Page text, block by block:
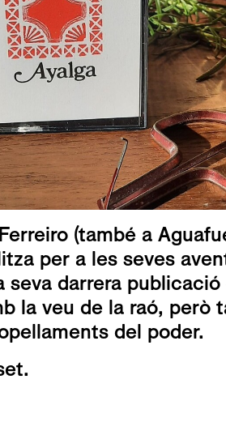
(també a
per a les seves
seva darrera
la veu de la raó, però
del poder.